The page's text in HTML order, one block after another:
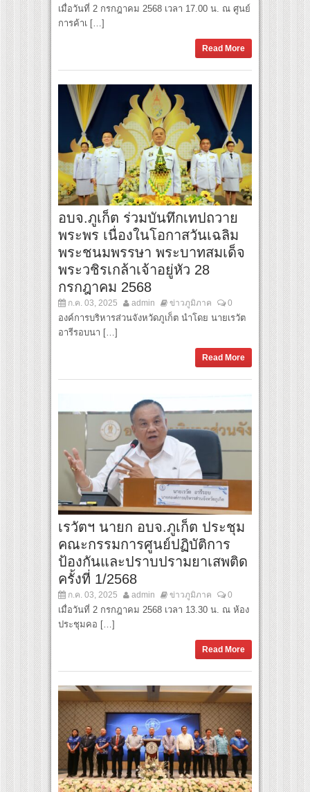
เมื่อวันที่ 2 กรกฎาคม 2568 เวลา 17.00 น. ณ ศูนย์
การค้าเ […]
Read More
อบจ.ภูเก็ต ร่วมบันทึกเทปถวาย
พระพร เนื่องในโอกาสวันเฉลิม
พระชนมพรรษา พระบาทสมเด็จ
พระวชิรเกล้าเจ้าอยู่หัว 28
กรกฎาคม 2568
ก.ค. 03, 2025 admin ข่าวภูมิภาค 0
องค์การบริหารส่วนจังหวัดภูเก็ต นำโดย นายเรวัต
อารีรอบนา […]
Read More
เรวัตฯ นายก อบจ.ภูเก็ต ประชุม
คณะกรรมการศูนย์ปฏิบัติการ
ป้องกันและปราบปรามยาเสพติด
ครั้งที่ 1/2568
ก.ค. 03, 2025 admin ข่าวภูมิภาค 0
เมื่อวันที่ 2 กรกฎาคม 2568 เวลา 13.30 น. ณ ห้อง
ประชุมคอ […]
Read More